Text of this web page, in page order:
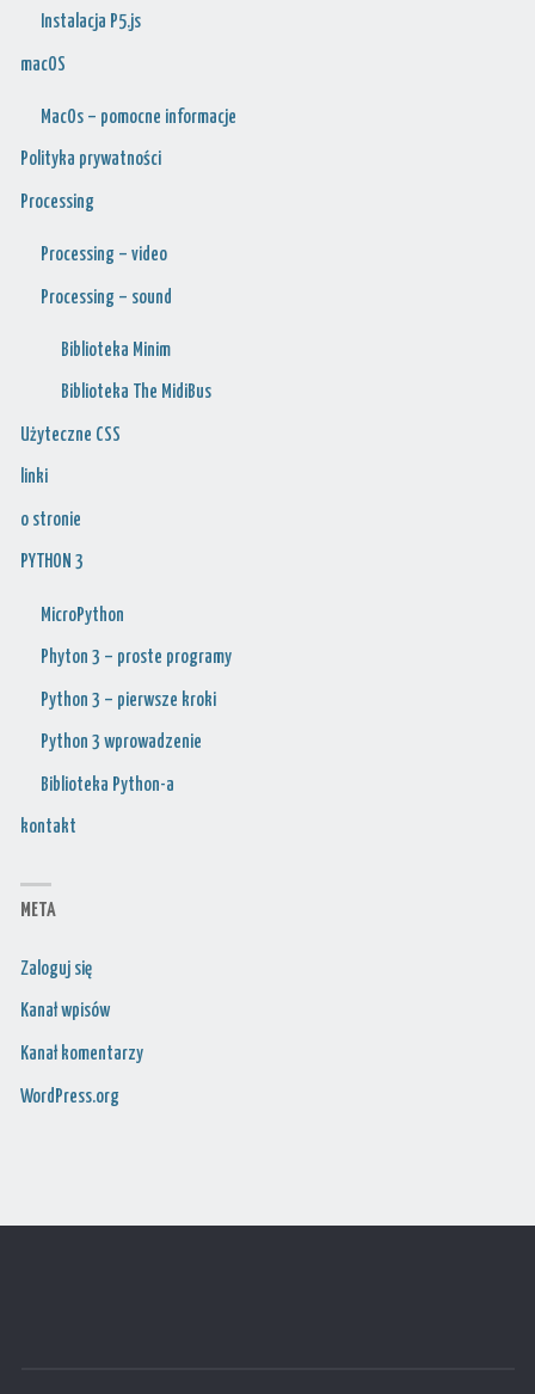
Instalacja P5.js
macOS
MacOs – pomocne informacje
Polityka prywatności
Processing
Processing – video
Processing – sound
Biblioteka Minim
Biblioteka The MidiBus
Użyteczne CSS
linki
o stronie
PYTHON 3
MicroPython
Phyton 3 – proste programy
Python 3 – pierwsze kroki
Python 3 wprowadzenie
Biblioteka Python-a
kontakt
META
Zaloguj się
Kanał wpisów
Kanał komentarzy
WordPress.org